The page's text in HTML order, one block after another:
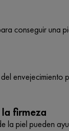
conseguir una
firmeza
piel pueden